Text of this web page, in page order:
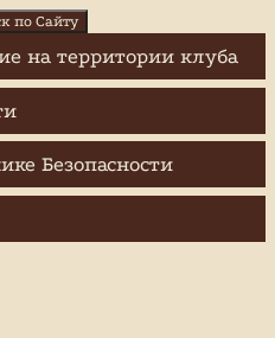
по Сайту
на территории клуба
Безопасности